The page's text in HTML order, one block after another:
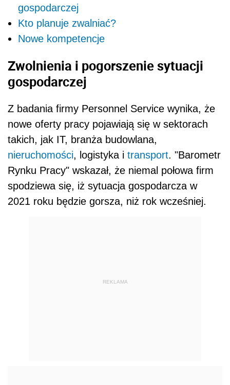
gospodarczej
Kto planuje zwalniać?
Nowe kompetencje
Zwolnienia i pogorszenie sytuacji
gospodarczej
Z badania firmy Personnel Service wynika, że
nowe oferty pracy pojawiają się w sektorach
takich, jak IT, branża budowlana,
nieruchomości, logistyka i transport. "Barometr
Rynku Pracy" wskazał, że niemal połowa firm
spodziewa się, iż sytuacja gospodarcza w
2021 roku będzie gorsza, niż rok wcześniej.
REKLAMA